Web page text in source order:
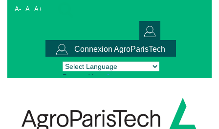
A- A A+
Connexion AgroParisTech
Powered by Translate